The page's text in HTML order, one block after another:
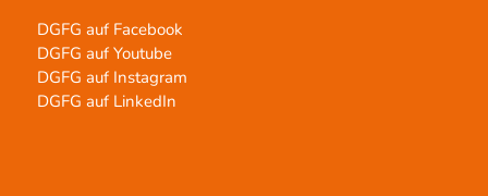
DGFG auf Facebook
DGFG auf Youtube
DGFG auf Instagram
DGFG auf LinkedIn